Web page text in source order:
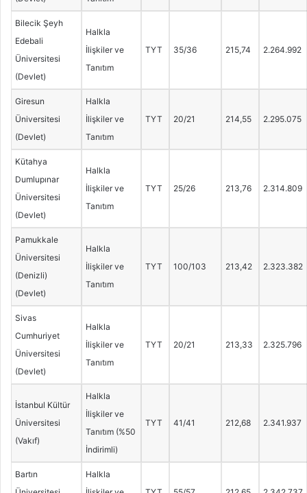
Bilecik Şeyh
Edebali
Üniversitesi
(Devlet)
Halkla
İlişkiler ve
Tanıtım
TYT 35/36 215,74 2.264.992
Giresun
Üniversitesi
(Devlet)
Halkla
İlişkiler ve
Tanıtım
TYT 20/21 214,55 2.295.075
Kütahya
Dumlupınar
Üniversitesi
(Devlet)
Halkla
İlişkiler ve
Tanıtım
TYT 25/26 213,76 2.314.809
Pamukkale
Üniversitesi
(Denizli)
(Devlet)
Halkla
İlişkiler ve
Tanıtım
TYT 100/103 213,42 2.323.382
Sivas
Cumhuriyet
Üniversitesi
(Devlet)
Halkla
İlişkiler ve
Tanıtım
TYT 20/21 213,33 2.325.796
İstanbul Kültür
Üniversitesi
(Vakıf)
Halkla
İlişkiler ve
Tanıtım (%50
İndirimli)
TYT 41/41 212,68 2.341.937
Bartın
Halkla